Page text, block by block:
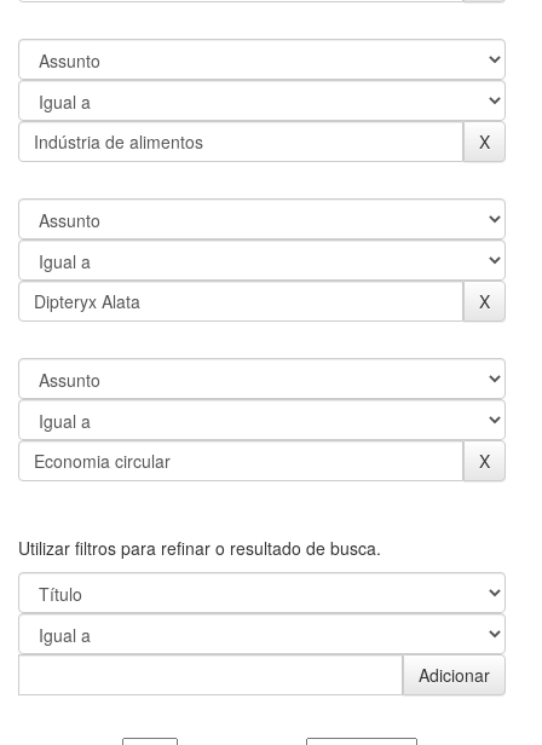
Utilizar filtros para refinar o resultado de busca.